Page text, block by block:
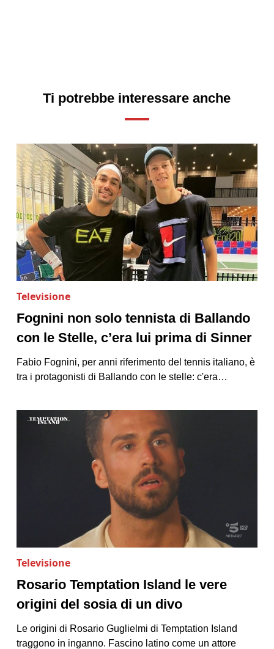
Ti potrebbe interessare anche
Televisione
Fognini non solo tennista di Ballando
con le Stelle, c’era lui prima di Sinner
Fabio Fognini, per anni riferimento del tennis italiano, è
tra i protagonisti di Ballando con le stelle: c'era…
Televisione
Rosario Temptation Island le vere
origini del sosia di un divo
Le origini di Rosario Guglielmi di Temptation Island
traggono in inganno. Fascino latino come un attore